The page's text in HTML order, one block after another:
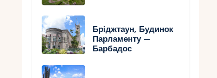
Бріджтаун, Будинок
Парламенту —
Барбадос